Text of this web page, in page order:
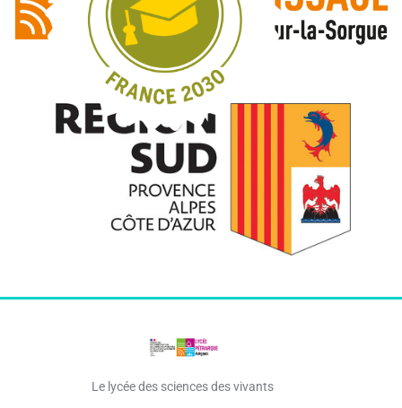
Le lycée des sciences des vivants